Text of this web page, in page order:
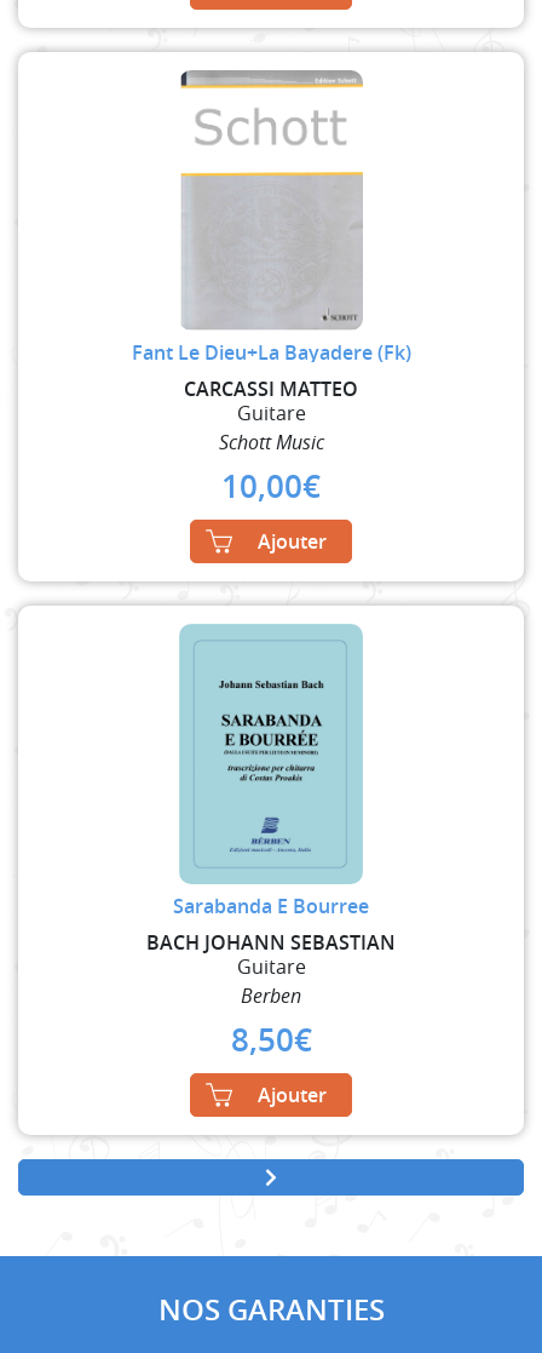
Fant Le Dieu+La Bayadere (Fk)
CARCASSI MATTEO
Guitare
Schott Music
10,00€
Ajouter
Sarabanda E Bourree
BACH JOHANN SEBASTIAN
Guitare
Berben
8,50€
Ajouter
NOS GARANTIES